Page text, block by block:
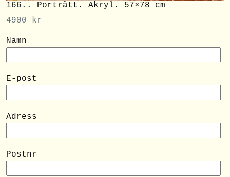
166.. Porträtt. Akryl. 57×78 cm
4900
kr
Namn
E-post
Adress
Postnr